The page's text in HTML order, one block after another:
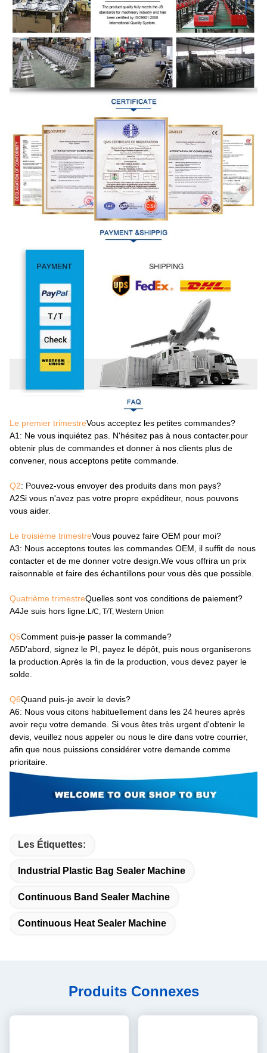
Le premier trimestreVous acceptez les petites commandes?
A1 : Ne vous inquiétez pas. N'hésitez pas à nous contacter.pour
obtenir plus de commandes et donner à nos clients plus de
convener, nous acceptons petite commande.
Q2: Pouvez-vous envoyer des produits dans mon pays?
A2Si vous n'avez pas votre propre expéditeur, nous pouvons
vous aider.
Le troisième trimestreVous pouvez faire OEM pour moi?
A3: Nous acceptons toutes les commandes OEM, il suffit de nous
contacter et de me donner votre design.We vous offrira un prix
raisonnable et faire des échantillons pour vous dès que possible.
Quatrième trimestreQuelles sont vos conditions de paiement?
A4Je suis hors ligne. L/C, T/T, Western Union
Q5Comment puis-je passer la commande?
A5D'abord, signez le PI, payez le dépôt, puis nous organiserons
la production.Après la fin de la production, vous devez payer le
solde.
Q6Quand puis-je avoir le devis?
A6: Nous vous citons habituellement dans les 24 heures après
avoir reçu votre demande. Si vous êtes très urgent d'obtenir le
devis, veuillez nous appeler ou nous le dire dans votre courrier,
afin que nous puissions considérer votre demande comme
prioritaire.
Les Étiquettes:
Industrial Plastic Bag Sealer Machine
Continuous Band Sealer Machine
Continuous Heat Sealer Machine
Produits Connexes